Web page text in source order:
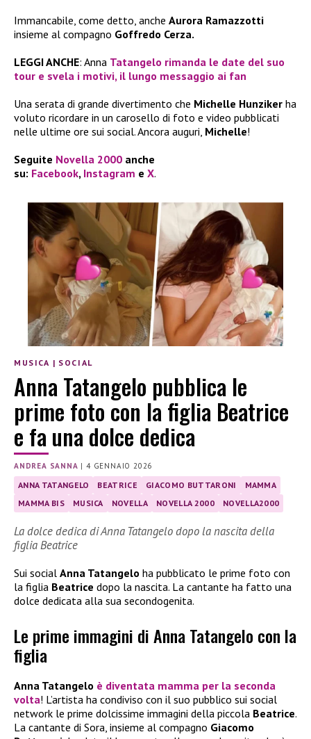
Immancabile, come detto, anche Aurora Ramazzotti
insieme al compagno Goffredo Cerza.
LEGGI ANCHE: Anna Tatangelo rimanda le date del suo
tour e svela i motivi, il lungo messaggio ai fan
Una serata di grande divertimento che Michelle Hunziker ha
voluto ricordare in un carosello di foto e video pubblicati
nelle ultime ore sui social. Ancora auguri, Michelle!
Seguite Novella 2000 anche
su: Facebook, Instagram e X.
MUSICA | SOCIAL
Anna Tatangelo pubblica le
prime foto con la figlia Beatrice
e fa una dolce dedica
ANDREA SANNA |4 GENNAIO 2026
ANNA TATANGELO BEATRICE GIACOMO BUTTARONI
MAMMA
MAMMA BIS
MUSICA NOVELLA NOVELLA 2000 NOVELLA2000
La dolce dedica di Anna Tatangelo dopo la nascita della
figlia Beatrice
Sui social Anna Tatangelo ha pubblicato le prime foto con
la figlia Beatrice dopo la nascita. La cantante ha fatto una
dolce dedicata alla sua secondogenita.
Le prime immagini di Anna Tatangelo con la
figlia
Anna Tatangelo è diventata mamma per la seconda
volta! L’artista ha condiviso con il suo pubblico sui social
network le prime dolcissime immagini della piccola Beatrice.
La cantante di Sora, insieme al compagno Giacomo